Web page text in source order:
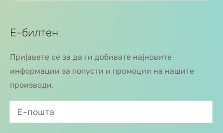
Е-билтен
Пријавете се за да ги добивате најновите
информации за попусти и промоции на нашите
производи.